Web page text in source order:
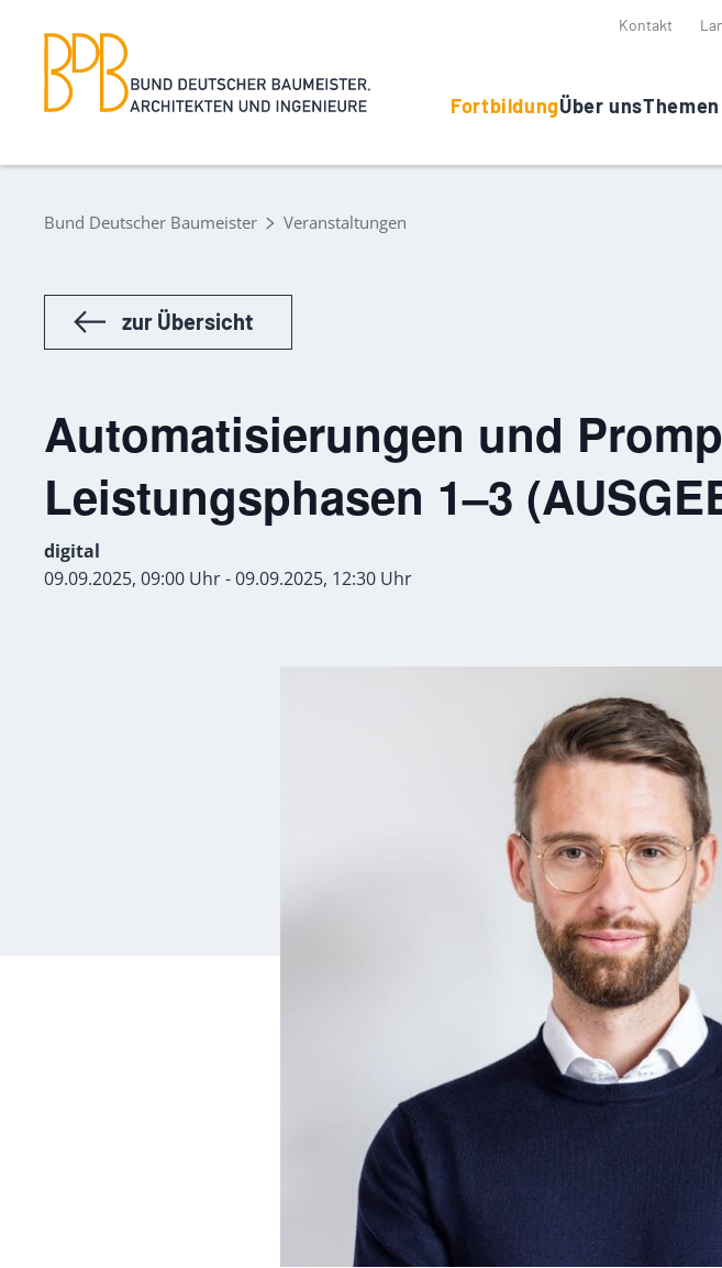
Kontakt
FortbildungÜber uns
Bund Deutscher Baumeister Veranstaltungen
zur Übersicht
Automatisierungen und
Leistungsphasen 1–3
digital
09.09.2025, 09:00 Uhr - 09.09.2025, 12:30 Uhr